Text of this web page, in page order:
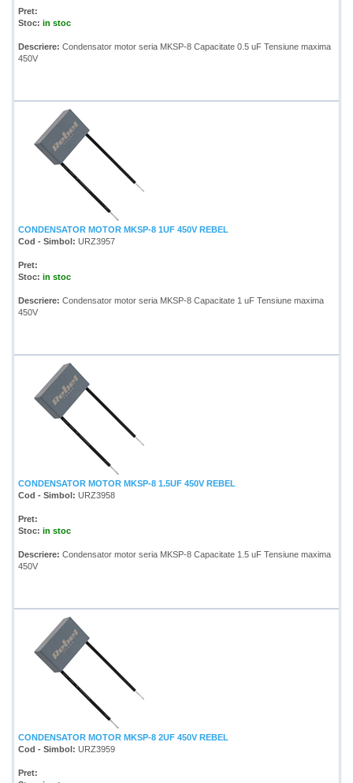
Pret:
Stoc: in stoc
Descriere: Condensator motor seria MKSP-8 Capacitate 0.5 uF Tensiune maxima
450V
CONDENSATOR MOTOR MKSP-8 1UF 450V REBEL
Cod - Simbol: URZ3957
Pret:
Stoc: in stoc
Descriere: Condensator motor seria MKSP-8 Capacitate 1 uF Tensiune maxima
450V
CONDENSATOR MOTOR MKSP-8 1.5UF 450V REBEL
Cod - Simbol: URZ3958
Pret:
Stoc: in stoc
Descriere: Condensator motor seria MKSP-8 Capacitate 1.5 uF Tensiune maxima
450V
CONDENSATOR MOTOR MKSP-8 2UF 450V REBEL
Cod - Simbol: URZ3959
Pret: